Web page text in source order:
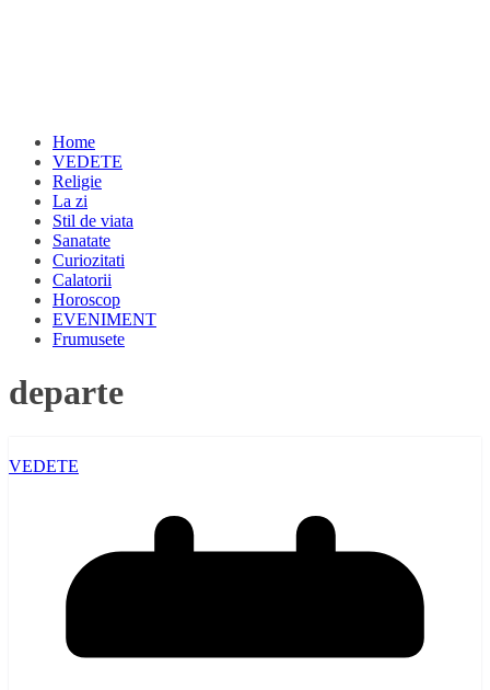
Home
VEDETE
Religie
La zi
Stil de viata
Sanatate
Curiozitati
Calatorii
Horoscop
EVENIMENT
Frumusete
departe
VEDETE